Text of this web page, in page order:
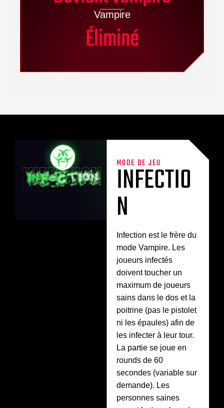
Vampire
Éliminé
MODE DE JEU
INFECTIO
N
Infection est le frère du
mode Vampire. Les
joueurs infectés
doivent toucher un
maximum de joueurs
sains dans le dos et la
poitrine (pas le pistolet
ni les épaules) afin de
les infecter à leur tour.
La partie se joue en
rounds de 60
secondes (variable sur
demande). Les
personnes saines